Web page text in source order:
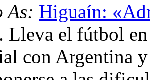
As: Higuaín:
. Lleva el fútbol
con Argentina